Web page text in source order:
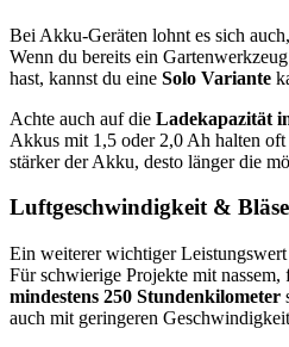
Bei Akku-Geräten lohnt es sich
Wenn du bereits ein
hast, kannst du eine Solo Variante
Achte auch auf die Ladekapazität
Akkus mit 1,5 oder 2,0 Ah halten
stärker der Akku, desto länger die
Luftgeschwindigkeit &
Ein weiterer wichtiger
Für schwierige Projekte mit nassem,
mindestens 250 Stundenkilometer
auch mit geringeren